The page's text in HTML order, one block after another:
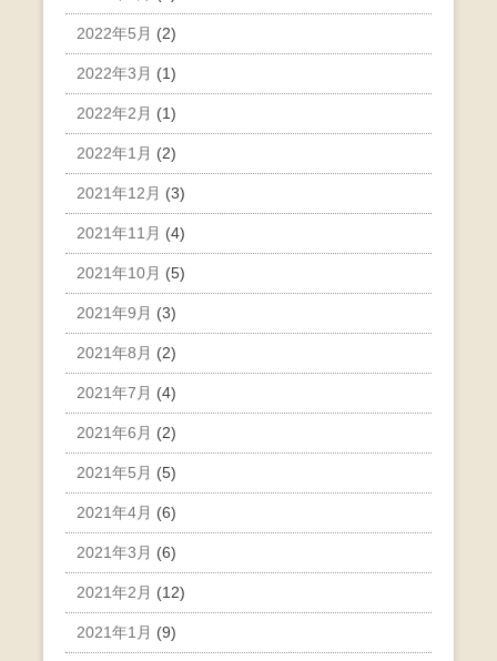
2022年5月 (2)
2022年3月 (1)
2022年2月 (1)
2022年1月 (2)
2021年12月 (3)
2021年11月 (4)
2021年10月 (5)
2021年9月 (3)
2021年8月 (2)
2021年7月 (4)
2021年6月 (2)
2021年5月 (5)
2021年4月 (6)
2021年3月 (6)
2021年2月 (12)
2021年1月 (9)